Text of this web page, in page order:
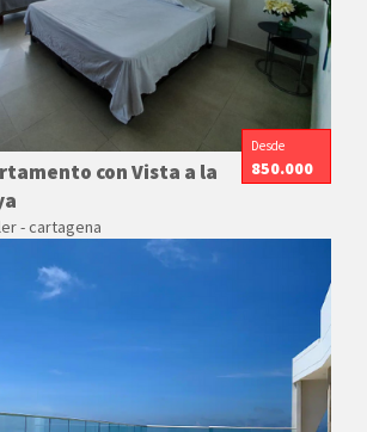
con Vista a la
- cartagena
Desde
850.000